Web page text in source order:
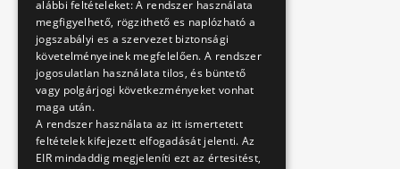
alábbi feltételeket: A rendszer használata
megfigyelhető, rögzithető es naplózható a
jogszabályi es a szervezet biztonsági
követelményeinek megfelelően. A rendszer
jogosulatlan használata tilos, és büntető
vagy polgárjogi következményeket vonhat
maga után.
A rendszer használata az itt ismertetett
feltételek kifejezett elfogadását jelenti. Az
EIR mindaddig megjeleníti ezt az értesitést,